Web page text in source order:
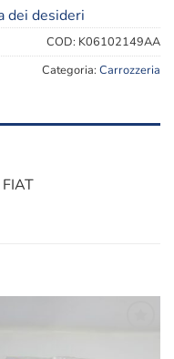
dei desideri
COD: K06102149AA
Categoria: Carrozzeria